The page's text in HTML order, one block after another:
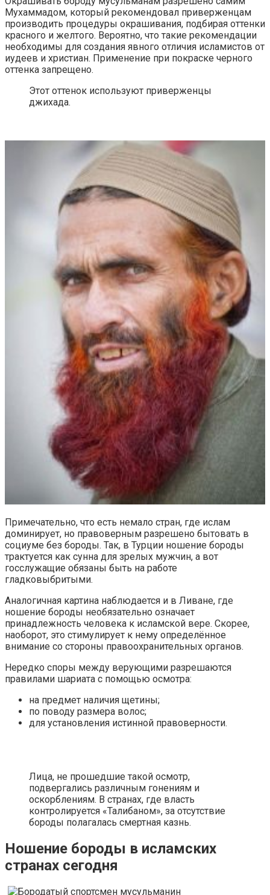
Мухаммадом, который рекомендовал приверженцам
производить процедуры окрашивания, подбирая оттенки
красного и желтого. Вероятно, что такие рекомендации
необходимы для создания явного отличия исламистов от
иудеев и христиан. Применение при покраске черного
оттенка запрещено.
Этот оттенок используют приверженцы
джихада.
Примечательно, что есть немало стран, где ислам
доминирует, но правоверным разрешено бытовать в
социуме без бороды. Так, в Турции ношение бороды
трактуется как сунна для зрелых мужчин, а вот
госслужащие обязаны быть на работе
гладковыбритыми.
Аналогичная картина наблюдается и в Ливане, где
ношение бороды необязательно означает
принадлежность человека к исламской вере. Скорее,
наоборот, это стимулирует к нему определённое
внимание со стороны правоохранительных органов.
Нередко споры между верующими разрешаются
правилами шариата с помощью осмотра:
на предмет наличия щетины;
по поводу размера волос;
для установления истинной правоверности.
Лица, не прошедшие такой осмотр,
подвергались различным гонениям и
оскорблениям. В странах, где власть
контролируется «Талибаном», за отсутствие
бороды полагалась смертная казнь.
Ношение бороды в исламских
странах сегодня